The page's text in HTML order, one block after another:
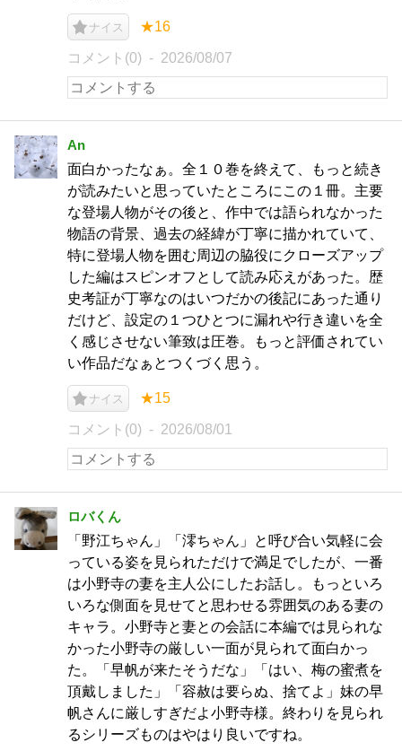
ナイス ★16
コメント(0) 2026/08/07
An
面白かったなぁ。全１０巻を終えて、もっと続き
が読みたいと思っていたところにこの１冊。主要
な登場人物がその後と、作中では語られなかった
物語の背景、過去の経緯が丁寧に描かれていて、
特に登場人物を囲む周辺の脇役にクローズアップ
した編はスピンオフとして読み応えがあった。歴
史考証が丁寧なのはいつだかの後記にあった通り
だけど、設定の１つひとつに漏れや行き違いを全
く感じさせない筆致は圧巻。もっと評価されてい
い作品だなぁとつくづく思う。
ナイス ★15
コメント(0) 2026/08/01
ロバくん
「野江ちゃん」「澪ちゃん」と呼び合い気軽に会
っている姿を見られただけで満足でしたが、一番
は小野寺の妻を主人公にしたお話し。もっといろ
いろな側面を見せてと思わせる雰囲気のある妻の
キャラ。小野寺と妻との会話に本編では見られな
かった小野寺の厳しい一面が見られて面白かっ
た。「早帆が来たそうだな」「はい、梅の蜜煮を
頂戴しました」「容赦は要らぬ、捨てよ」妹の早
帆さんに厳しすぎだよ小野寺様。終わりを見られ
るシリーズものはやはり良いですね。